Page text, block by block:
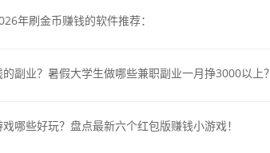
年刷金币赚钱的软件推荐：
副业？暑假大学生做哪些兼职副业一月挣3000以上？
哪些好玩？盘点最新六个红包版赚钱小游戏！